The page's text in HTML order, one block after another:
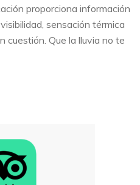
proporciona información
sensación térmica
cuestión. Que la lluvia no te